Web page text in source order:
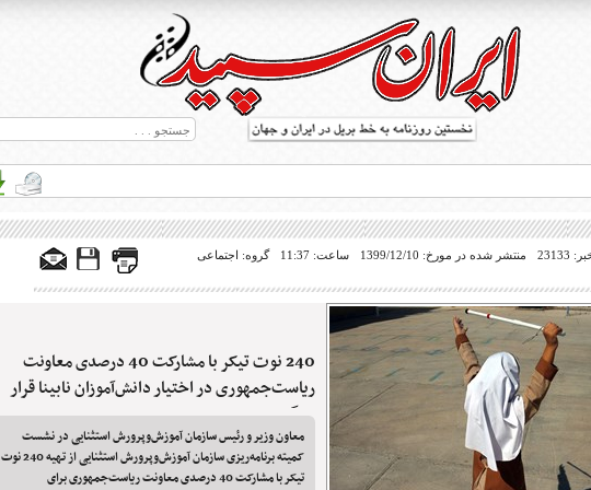
بریل در جهان
منتشر شده در مورخ: 1399/12/10 ساعت: 11:37 گروه: اجتماعی
240 نوت تیکر با مشارکت 40 درصدی معاونت
ریاست‌جمهوری در اختیار دانش‌آموزان نابینا قرار
می‌گیرد
معاون وزیر و رئیس سازمان آموزش‌وپرورش استثنایی در نشست
کمیته برنامه‌ریزی سازمان آموزش‌وپرورش استثنایی از تهیه 240 نوت
تیکر با مشارکت 40 درصدی معاونت ریاست‌جمهوری برای